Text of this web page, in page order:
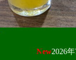
New2026